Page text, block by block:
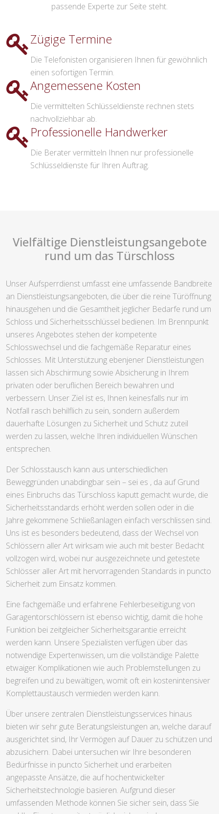
passende Experte zur Seite steht.
Zügige Termine
Die Telefonisten organisieren Ihnen für gewöhnlich
einen sofortigen Termin.
Angemessene Kosten
Die vermittelten Schlüsseldienste rechnen stets
nachvollziehbar ab.
Professionelle Handwerker
Die Berater vermitteln Ihnen nur professionelle
Schlüsseldienste für Ihren Auftrag.
Vielfältige Dienstleistungsangebote
rund um das Türschloss
Unser Aufsperrdienst umfasst eine umfassende Bandbreite
an Dienstleistungsangeboten, die über die reine Türöffnung
hinausgehen und die Gesamtheit jeglicher Bedarfe rund um
Schloss und Sicherheitsschlüssel bedienen. Im Brennpunkt
unseres Angebotes stehen der kompetente
Schlosswechsel und die fachgemäße Reparatur eines
Schlosses. Mit Unterstützung ebenjener Dienstleistungen
lassen sich Abschirmung sowie Absicherung in Ihrem
privaten oder beruflichen Bereich bewahren und
verbessern. Unser Ziel ist es, Ihnen keinesfalls nur im
Notfall rasch behilflich zu sein, sondern außerdem
dauerhafte Lösungen zu Sicherheit und Schutz zuteil
werden zu lassen, welche Ihren individuellen Wünschen
entsprechen.
Der Schlosstausch kann aus unterschiedlichen
Beweggründen unabdingbar sein – sei es , da auf Grund
eines Einbruchs das Türschloss kaputt gemacht wurde, die
Sicherheitsstandards erhöht werden sollen oder in die
Jahre gekommene Schließanlagen einfach verschlissen sind.
Uns ist es besonders bedeutend, dass der Wechsel von
Schlössern aller Art wirksam wie auch mit bester Bedacht
vollzogen wird, wobei nur ausgezeichnete und getestete
Schlösser aller Art mit hervorragenden Standards in puncto
Sicherheit zum Einsatz kommen.
Eine fachgemäße und erfahrene Fehlerbeseitigung von
Garagentorschlössern ist ebenso wichtig, damit die hohe
Funktion bei zeitgleicher Sicherheitsgarantie erreicht
werden kann. Unsere Spezialisten verfügen über das
notwendige Expertenwissen, um die vollständige Palette
etwaiger Komplikationen wie auch Problemstellungen zu
begreifen und zu bewältigen, womit oft ein kostenintensiver
Komplettaustausch vermieden werden kann.
Über unsere zentralen Dienstleistungsservices hinaus
bieten wir sehr gute Beratungsleistungen an, welche darauf
ausgerichtet sind, Ihr Vermögen auf Dauer zu schützen und
abzusichern. Dabei untersuchen wir Ihre besonderen
Bedürfnisse in puncto Sicherheit und erarbeiten
angepasste Ansätze, die auf hochentwickelter
Sicherheitstechnologie basieren. Aufgrund dieser
umfassenden Methode können Sie sicher sein, dass Sie